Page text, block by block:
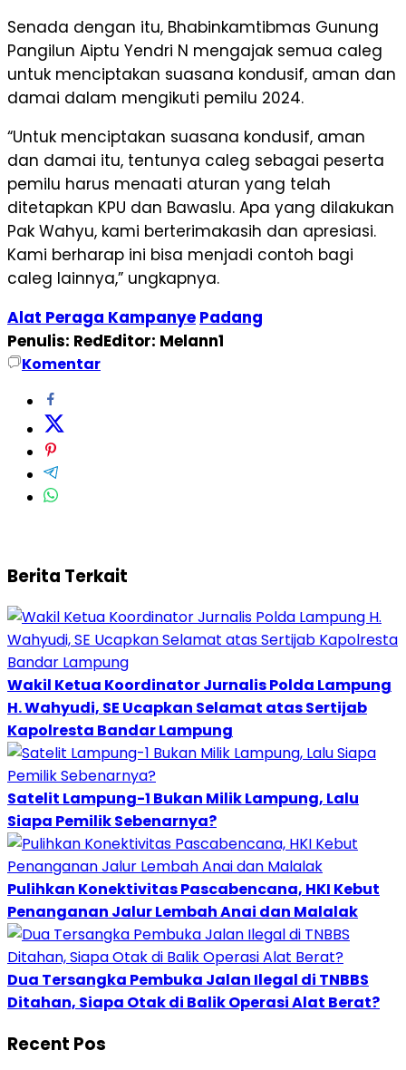
Senada dengan itu, Bhabinkamtibmas Gunung
Pangilun Aiptu Yendri N mengajak semua caleg
untuk menciptakan suasana kondusif, aman dan
damai dalam mengikuti pemilu 2024.
“Untuk menciptakan suasana kondusif, aman
dan damai itu, tentunya caleg sebagai peserta
pemilu harus menaati aturan yang telah
ditetapkan KPU dan Bawaslu. Apa yang dilakukan
Pak Wahyu, kami berterimakasih dan apresiasi.
Kami berharap ini bisa menjadi contoh bagi
caleg lainnya,” ungkapnya.
Alat Peraga Kampanye Padang
Penulis: RedEditor: Melann1
Komentar
Berita Terkait
Wakil Ketua Koordinator Jurnalis Polda Lampung
H. Wahyudi, SE Ucapkan Selamat atas Sertijab
Kapolresta Bandar Lampung
Satelit Lampung-1 Bukan Milik Lampung, Lalu
Siapa Pemilik Sebenarnya?
Pulihkan Konektivitas Pascabencana, HKI Kebut
Penanganan Jalur Lembah Anai dan Malalak
Dua Tersangka Pembuka Jalan Ilegal di TNBBS
Ditahan, Siapa Otak di Balik Operasi Alat Berat?
Recent Pos